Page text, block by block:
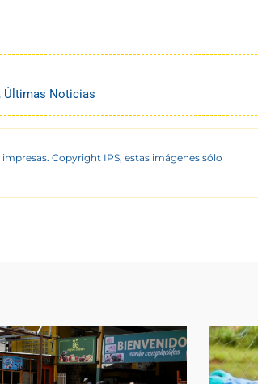
Últimas Noticias
Copyright IPS, estas imágenes sólo